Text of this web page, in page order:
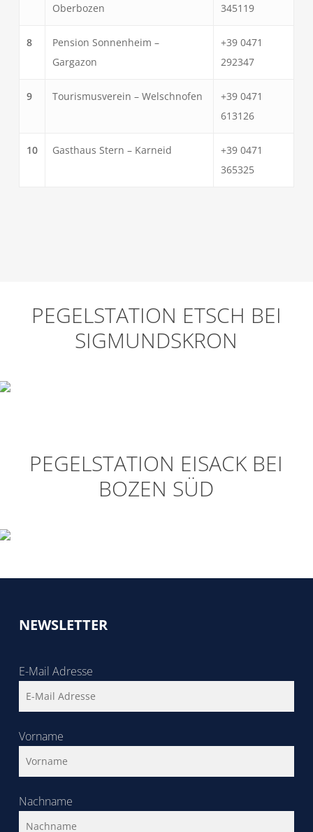
Oberbozen
345119
8
Pension Sonnenheim –
Gargazon
+39 0471
292347
9 Tourismusverein – Welschnofen
+39 0471
613126
10 Gasthaus Stern – Karneid
+39 0471
365325
PEGELSTATION ETSCH BEI
SIGMUNDSKRON
PEGELSTATION EISACK BEI
BOZEN SÜD
NEWSLETTER
E-Mail Adresse
Vorname
Nachname